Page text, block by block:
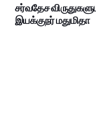
சர்வதேச
இயக்குநர் மதுமிதா